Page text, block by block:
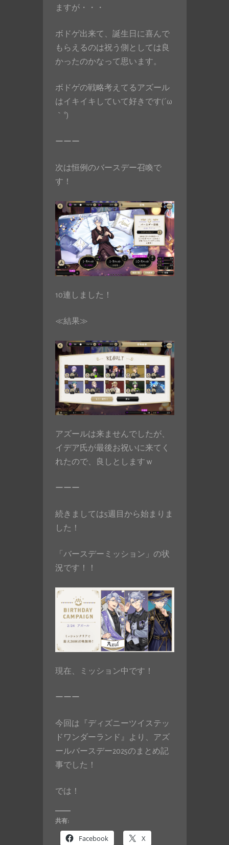
ますが・・・
ボドゲ出来て、誕生日に喜んで
もらえるのは祝う側としては良
かったのかなって思います。
ボドゲの戦略考えてるアズール
はイキイキしていて好きです(´ω
｀*)
ーーー
次は恒例のバースデー召喚で
す！
10連しました！
≪結果≫
アズールは来ませんでしたが、
イデア氏が最後お祝いに来てく
れたので、良しとしますｗ
ーーー
続きましては5週目から始まりま
した！
「バースデーミッション」の状
況です！！
現在、ミッション中です！
ーーー
今回は『ディズニーツイステッ
ドワンダーランド』より、アズ
ールバースデー2025のまとめ記
事でした！
では！
共有:
Facebook X